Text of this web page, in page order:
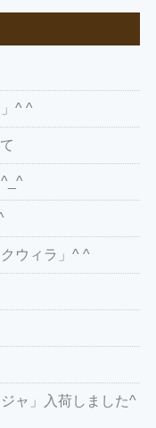
^ ^
ウィラ」^ ^
ャ」入荷しました^